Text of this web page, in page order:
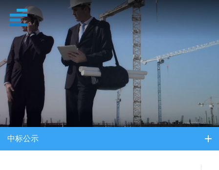
招采信息
中标公示